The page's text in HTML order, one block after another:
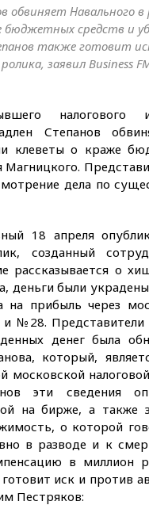
обвиняет Навального
средств и
также готовит
заявил Business
налогового
Степанов
клеветы о краже
Магницкого.
дела по
18 апреля
созданный
рассказывается о
деньги были
на прибыль через
№28. Представители
денег была
который,
московской
эти сведения
на бирже, а также
о которой
в разводе и к
в миллион
иск и против
Пестряков: